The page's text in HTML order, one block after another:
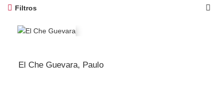
Filtros
El Che Guevara, Paulo